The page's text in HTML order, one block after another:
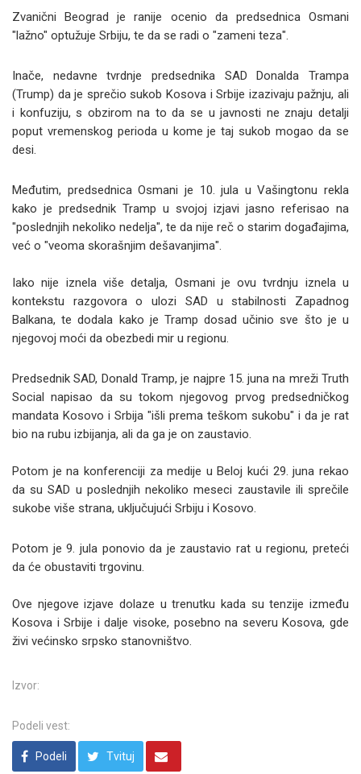
Zvanični Beograd je ranije ocenio da predsednica Osmani
"lažno" optužuje Srbiju, te da se radi o "zameni teza".
Inače, nedavne tvrdnje predsednika SAD Donalda Trampa
(Trump) da je sprečio sukob Kosova i Srbije izazivaju pažnju, ali
i konfuziju, s obzirom na to da se u javnosti ne znaju detalji
poput vremenskog perioda u kome je taj sukob mogao da se
desi.
Međutim, predsednica Osmani je 10. jula u Vašingtonu rekla
kako je predsednik Tramp u svojoj izjavi jasno referisao na
"poslednjih nekoliko nedelja", te da nije reč o starim događajima,
već o "veoma skorašnjim dešavanjima".
Iako nije iznela više detalja, Osmani je ovu tvrdnju iznela u
kontekstu razgovora o ulozi SAD u stabilnosti Zapadnog
Balkana, te dodala kako je Tramp dosad učinio sve što je u
njegovoj moći da obezbedi mir u regionu.
Predsednik SAD, Donald Tramp, je najpre 15. juna na mreži Truth
Social napisao da su tokom njegovog prvog predsedničkog
mandata Kosovo i Srbija "išli prema teškom sukobu" i da je rat
bio na rubu izbijanja, ali da ga je on zaustavio.
Potom je na konferenciji za medije u Beloj kući 29. juna rekao
da su SAD u poslednjih nekoliko meseci zaustavile ili sprečile
sukobe više strana, uključujući Srbiju i Kosovo.
Potom je 9. jula ponovio da je zaustavio rat u regionu, preteći
da će obustaviti trgovinu.
Ove njegove izjave dolaze u trenutku kada su tenzije između
Kosova i Srbije i dalje visoke, posebno na severu Kosova, gde
živi većinsko srpsko stanovništvo.
Izvor:
Podeli vest:
Podeli Tvituj